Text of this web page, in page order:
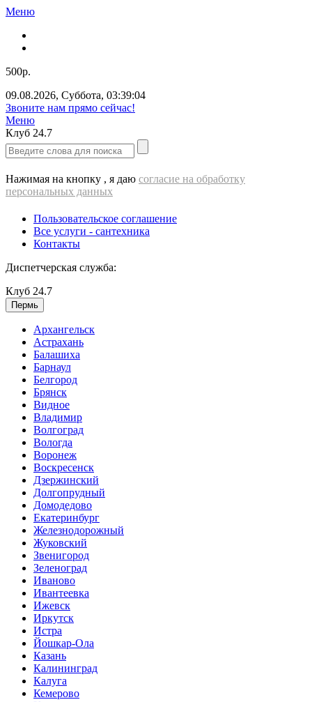
Меню
500р.
09.08.2026, Суббота, 03:39:04
Звоните нам прямо сейчас!
Меню
Клуб 24.7
Нажимая на кнопку , я даю согласие на обработку
персональных данных
Пользовательское соглашение
Все услуги - cантехника
Контакты
Диспетчерская служба:
Клуб 24.7
Пермь
Архангельск
Астрахань
Балашиха
Барнаул
Белгород
Брянск
Видное
Владимир
Волгоград
Вологда
Воронеж
Воскресенск
Дзержинский
Долгопрудный
Домодедово
Екатеринбург
Железнодорожный
Жуковский
Звенигород
Зеленоград
Иваново
Ивантеевка
Ижевск
Иркутск
Истра
Йошкар-Ола
Казань
Калининград
Калуга
Кемерово